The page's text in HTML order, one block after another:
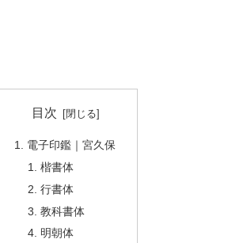
目次
電子印鑑｜宮久保
楷書体
行書体
教科書体
明朝体